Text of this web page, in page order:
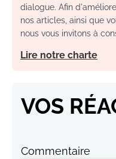
dialogue. Afin
nos articles, ainsi que
nous vous invitons à
Lire notre charte
VOS
Commentaire